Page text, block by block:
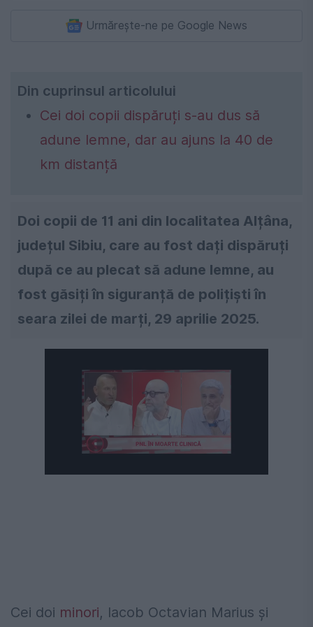
Urmărește-ne pe Google News
Din cuprinsul articolului
Cei doi copii dispăruți s-au dus să
adune lemne, dar au ajuns la 40 de
km distanță
Doi copii de 11 ani din localitatea Alțâna,
județul Sibiu, care au fost dați dispăruți
după ce au plecat să adune lemne, au
fost găsiți în siguranță de polițiști în
seara zilei de marți, 29 aprilie 2025.
Cei doi minori, Iacob Octavian Marius și